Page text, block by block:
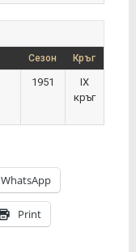
Сезон Кръг
1951
IX
кръг
WhatsApp
Print